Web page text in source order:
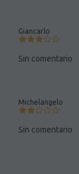
Giancarlo
Sin comentario
Michelangelo
Sin comentario